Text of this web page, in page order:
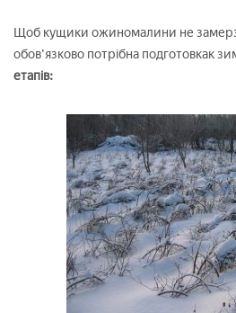
Щоб кущики ожиномалини не
обов'язково потрібна подготовкак
етапів: